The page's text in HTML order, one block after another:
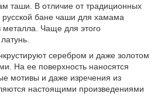
таши. В отличие от традиционных
русской бане чаши для хамама
металла. Чаще для этого
серебром и даже золотом
На ее поверхность наносятся
мотивы и даже изречения из
настоящими произведениями